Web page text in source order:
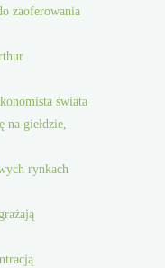
zaoferowania
świata
na giełdzie,
rynkach